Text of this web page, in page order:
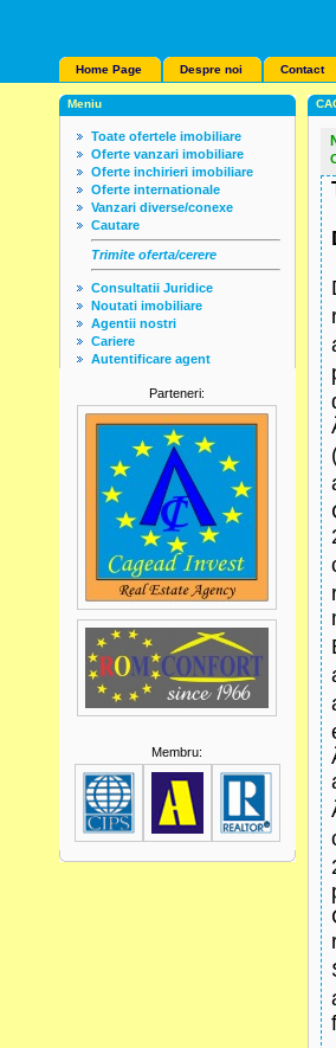
Home Page Despre noi Contact
Meniu
Toate ofertele imobiliare
Oferte vanzari imobiliare
Oferte inchirieri imobiliare
Oferte internationale
Vanzari diverse/conexe
Cautare
Trimite oferta/cerere
Consultatii Juridice
Noutati imobiliare
Agentii nostri
Cariere
Autentificare agent
Parteneri:
Membru: